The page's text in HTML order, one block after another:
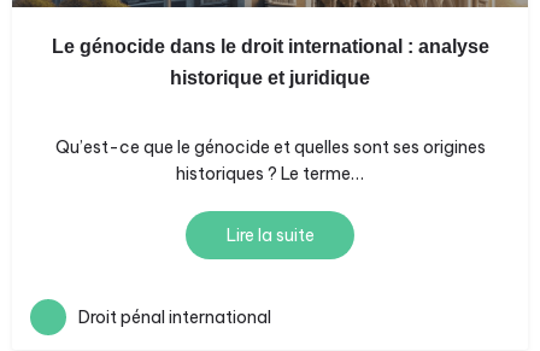
Le génocide dans le droit international : analyse
historique et juridique
Qu’est-ce que le génocide et quelles sont ses origines
historiques ? Le terme…
Lire la suite
Droit pénal international